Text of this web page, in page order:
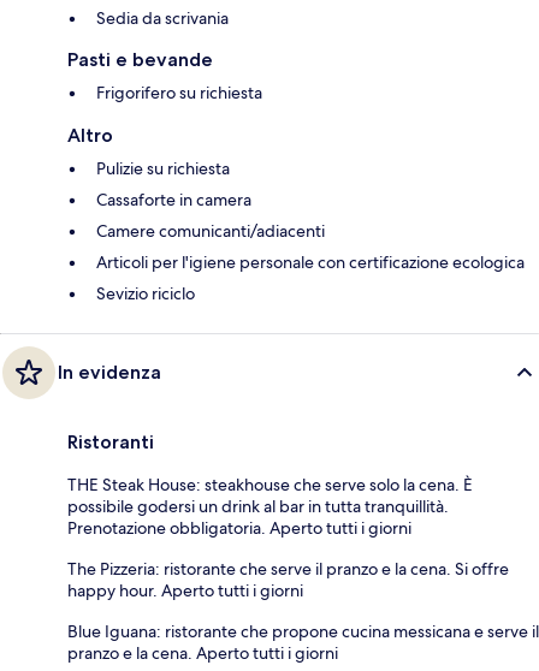
Sedia da scrivania
Pasti e bevande
Frigorifero su richiesta
Altro
Pulizie su richiesta
Cassaforte in camera
Camere comunicanti/adiacenti
Articoli per l'igiene personale con certificazione ecologica
Sevizio riciclo
In evidenza
Ristoranti
THE Steak House: steakhouse che serve solo la cena. È
possibile godersi un drink al bar in tutta tranquillità.
Prenotazione obbligatoria. Aperto tutti i giorni
The Pizzeria: ristorante che serve il pranzo e la cena. Si offre
happy hour. Aperto tutti i giorni
Blue Iguana: ristorante che propone cucina messicana e serve il
pranzo e la cena. Aperto tutti i giorni